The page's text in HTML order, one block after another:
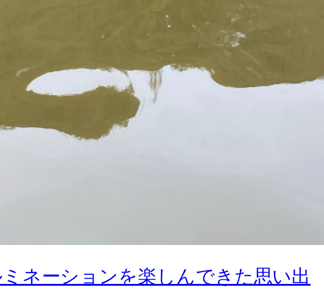
ネーションを楽しんできた思い出